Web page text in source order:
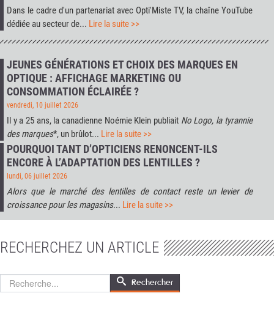
Dans le cadre d'un partenariat avec Opti'Miste TV, la chaîne YouTube
dédiée au secteur de... Lire la suite >>
JEUNES GÉNÉRATIONS ET CHOIX DES MARQUES EN
OPTIQUE : AFFICHAGE MARKETING OU
CONSOMMATION ÉCLAIRÉE ?
vendredi, 10 juillet 2026
Il y a 25 ans, la canadienne Noémie Klein publiait No Logo, la tyrannie
des marques*, un brûlot... Lire la suite >>
POURQUOI TANT D’OPTICIENS RENONCENT-ILS
ENCORE À L’ADAPTATION DES LENTILLES ?
lundi, 06 juillet 2026
Alors que le marché des lentilles de contact reste un levier de
croissance pour les magasins... Lire la suite >>
RECHERCHEZ UN ARTICLE
Rechercher Rechercher